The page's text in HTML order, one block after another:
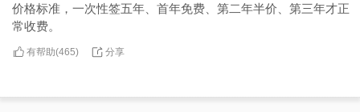
价格标准，一次性签五年、首年免费、第二年半价、第三年才正
常收费。
有帮助(465) 分享